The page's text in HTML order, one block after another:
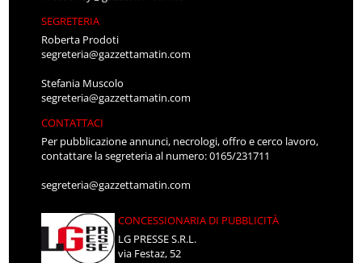
SEGRETERIA
Roberta Prodoti
segreteria@gazzettamatin.com
Stefania Muscolo
segreteria@gazzettamatin.com
CONTATTACI
Per pubblicazione annunci, necrologi, offro e cerco lavoro,
contattare la segreteria al numero: 0165/231711
segreteria@gazzettamatin.com
CONCESSIONARIA DI PUBBLICITÀ
LG PRESSE S.R.L.
via Festaz, 52